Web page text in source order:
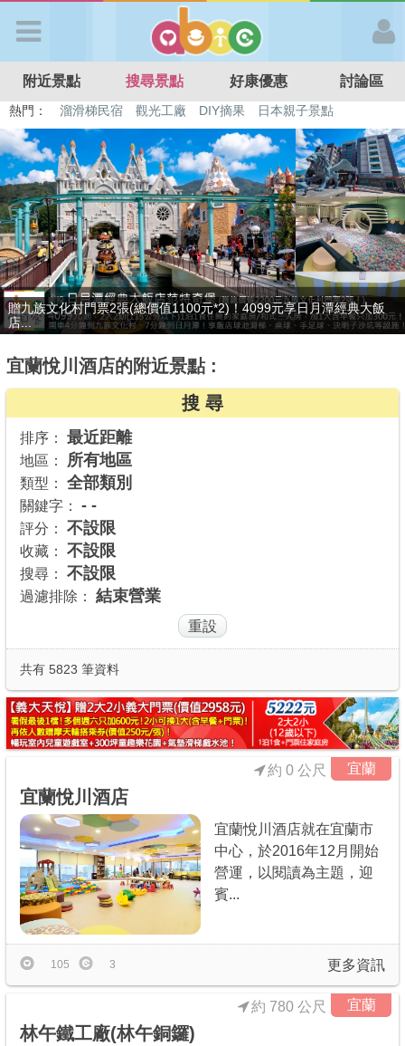
APP登入
首 頁
搜尋景點
好康優惠
最新消息
最新留言
商家合作
推薦景點
討論區
APP下載
附近景點 搜尋景點 好康優惠 討論區
熱門： 溜滑梯民宿 觀光工廠 DIY摘果
日本親子景點
特色遊戲場
親子住房優惠 台北親子餐廳 溫泉泡湯SPA
贈九族文化村門票2張(總價值1100元*2)！4099元享日月潭經典大飯
店...
最後2天，要訂要快！捷絲旅-宜蘭礁溪館3099元起享2大1幼1泊1食住
雙人...
宜蘭悅川酒店的附近景點 :
搜 尋
排序： 最近距離
地區： 所有地區
類型： 全部類別
關鍵字： - -
評分： 不設限
收藏： 不設限
搜尋： 不設限
過濾排除： 結束營業
共有 5823 筆資料
宜蘭
宜蘭悅川酒店
約 0 公尺
宜蘭悅川酒店就在宜蘭市
中心，於2016年12月開始
營運，以閱讀為主題，迎
賓...
更多資訊
105 3
宜蘭
林午鐵工廠(林午銅鑼)
約 780 公尺